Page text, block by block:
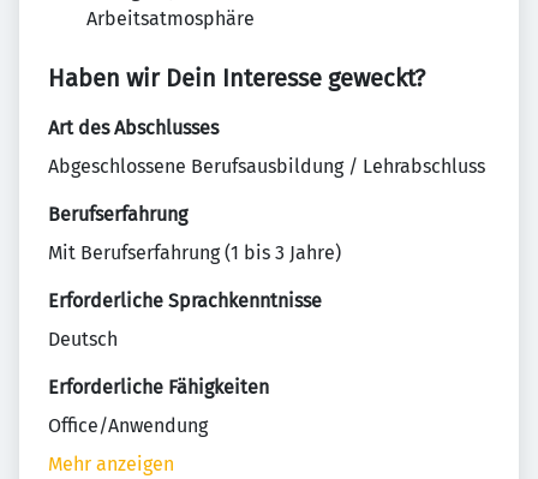
Arbeitsatmosphäre
Haben wir Dein Interesse geweckt?
Art des Abschlusses
Abgeschlossene Berufsausbildung / Lehrabschluss
Berufserfahrung
Mit Berufserfahrung (1 bis 3 Jahre)
Erforderliche Sprachkenntnisse
Deutsch
Erforderliche Fähigkeiten
Office/Anwendung
Mehr anzeigen